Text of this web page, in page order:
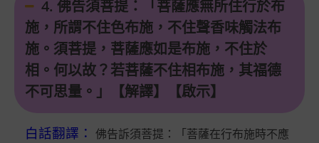
4. 佛告須菩提：「菩薩應無所住行於布
施，所謂不住色布施，不住聲香味觸法布
施。須菩提，菩薩應如是布施，不住於
相。何以故？若菩薩不住相布施，其福德
不可思量。」【解譯】【啟示】
白話翻譯 ： 佛告訴須菩提：「菩薩在行布施時不應